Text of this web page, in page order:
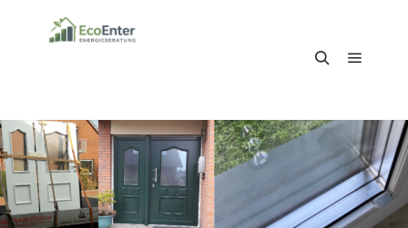
Schlagwortarchiv: